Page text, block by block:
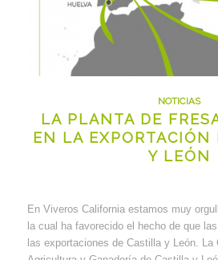
NOTICIAS
LA PLANTA DE
EN LA EXPORTACIÓN
Y LEÓN
En Viveros California estamos muy
la cual ha favorecido el hecho de que
las exportaciones de Castilla y León. La